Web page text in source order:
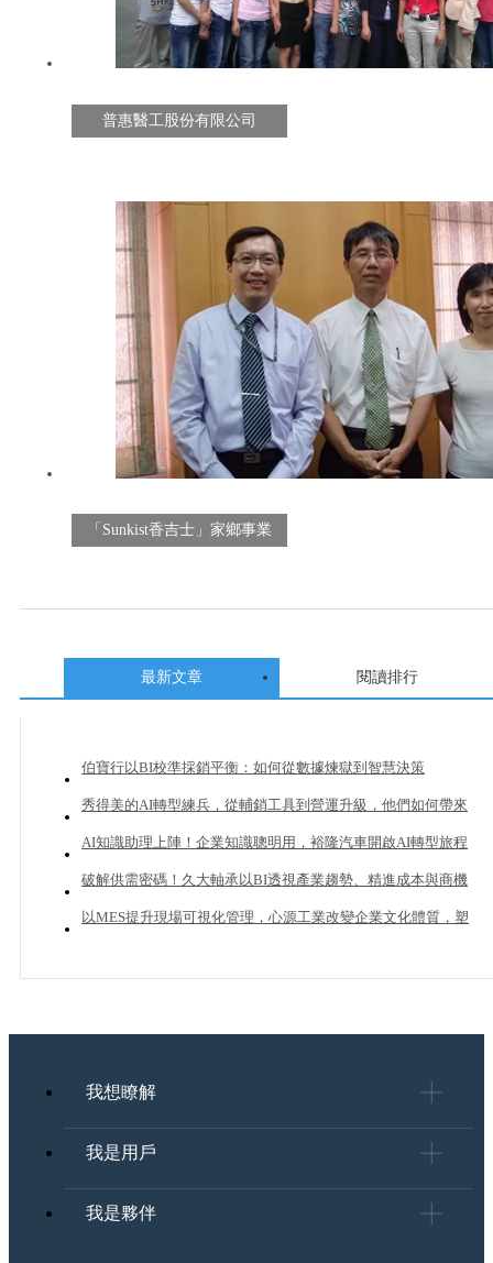
普惠醫工股份有限公司
「Sunkist香吉士」家鄉事業
最新文章 閱讀排行
伯寶行以BI校準採銷平衡：如何從數據煉獄到智慧決策
秀得美的AI轉型練兵，從輔銷工具到營運升級，他們如何帶來
20%業績成長？
AI知識助理上陣！企業知識聰明用，裕隆汽車開啟AI轉型旅程
破解供需密碼！久大軸承以BI透視產業趨勢、精進成本與商機
管理
以MES提升現場可視化管理，心源工業改變企業文化體質，塑
我想瞭解
我是用戶
我是夥伴